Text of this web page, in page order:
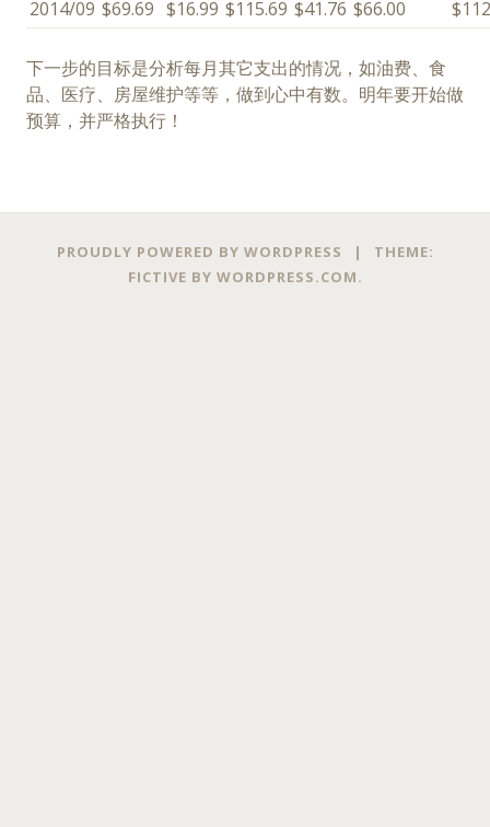
2014/09 $69.69 $16.99 $115.69 $41.76 $66.00
下一步的目标是分析每月其它支出的情况，如油费、食
品、医疗、房屋维护等等，做到心中有数。明年要开始做
预算，并严格执行！
Posts
navigation
PROUDLY POWERED BY WORDPRESS |
THEME:
FICTIVE BY WORDPRESS.COM.